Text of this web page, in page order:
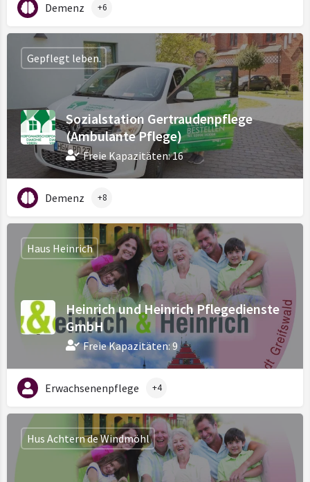
Demenz +6
Sozialstation Gertraudenpflege
(Ambulante Pflege)
Freie Kapazitäten: 16
Gepflegt leben.
Demenz +8
Heinrich und Heinrich Pflegedienste
GmbH
Freie Kapazitäten: 9
Haus Heinrich
Erwachsenenpflege +4
Hus Achtern de Windmöhl